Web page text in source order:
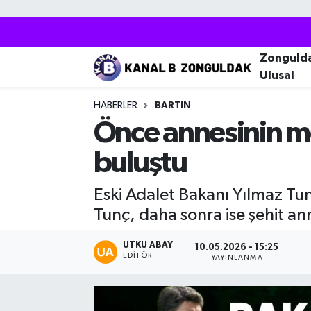
Ulusal
HABERLER BARTIN
Önce annesinin
buluştu
Eski Adalet Bakanı Yılmaz
Tunç, daha sonra ise şehit
UTKU ABAY
EDITÖR
10.05.2026 - 15:25
YAYINLANMA
Zonguldak Nöbetçi Eczaneler
Zonguldak Trafik Yoğunluk Haritası
Puan Durumu ve Fikstür
Tüm Manşetler
Haber Arşivi